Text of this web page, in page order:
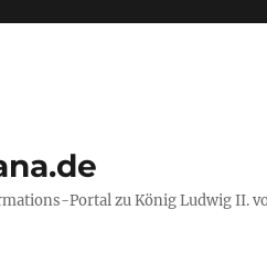
Portal zu König Ludwig II.